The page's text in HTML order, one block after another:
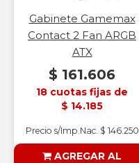
Gabinete Gamemax
Contact 2 Fan ARGB
ATX
$ 161.606
18 cuotas fijas de
$ 14.185
Precio s/Imp.Nac. $ 146.250
AGREGAR AL